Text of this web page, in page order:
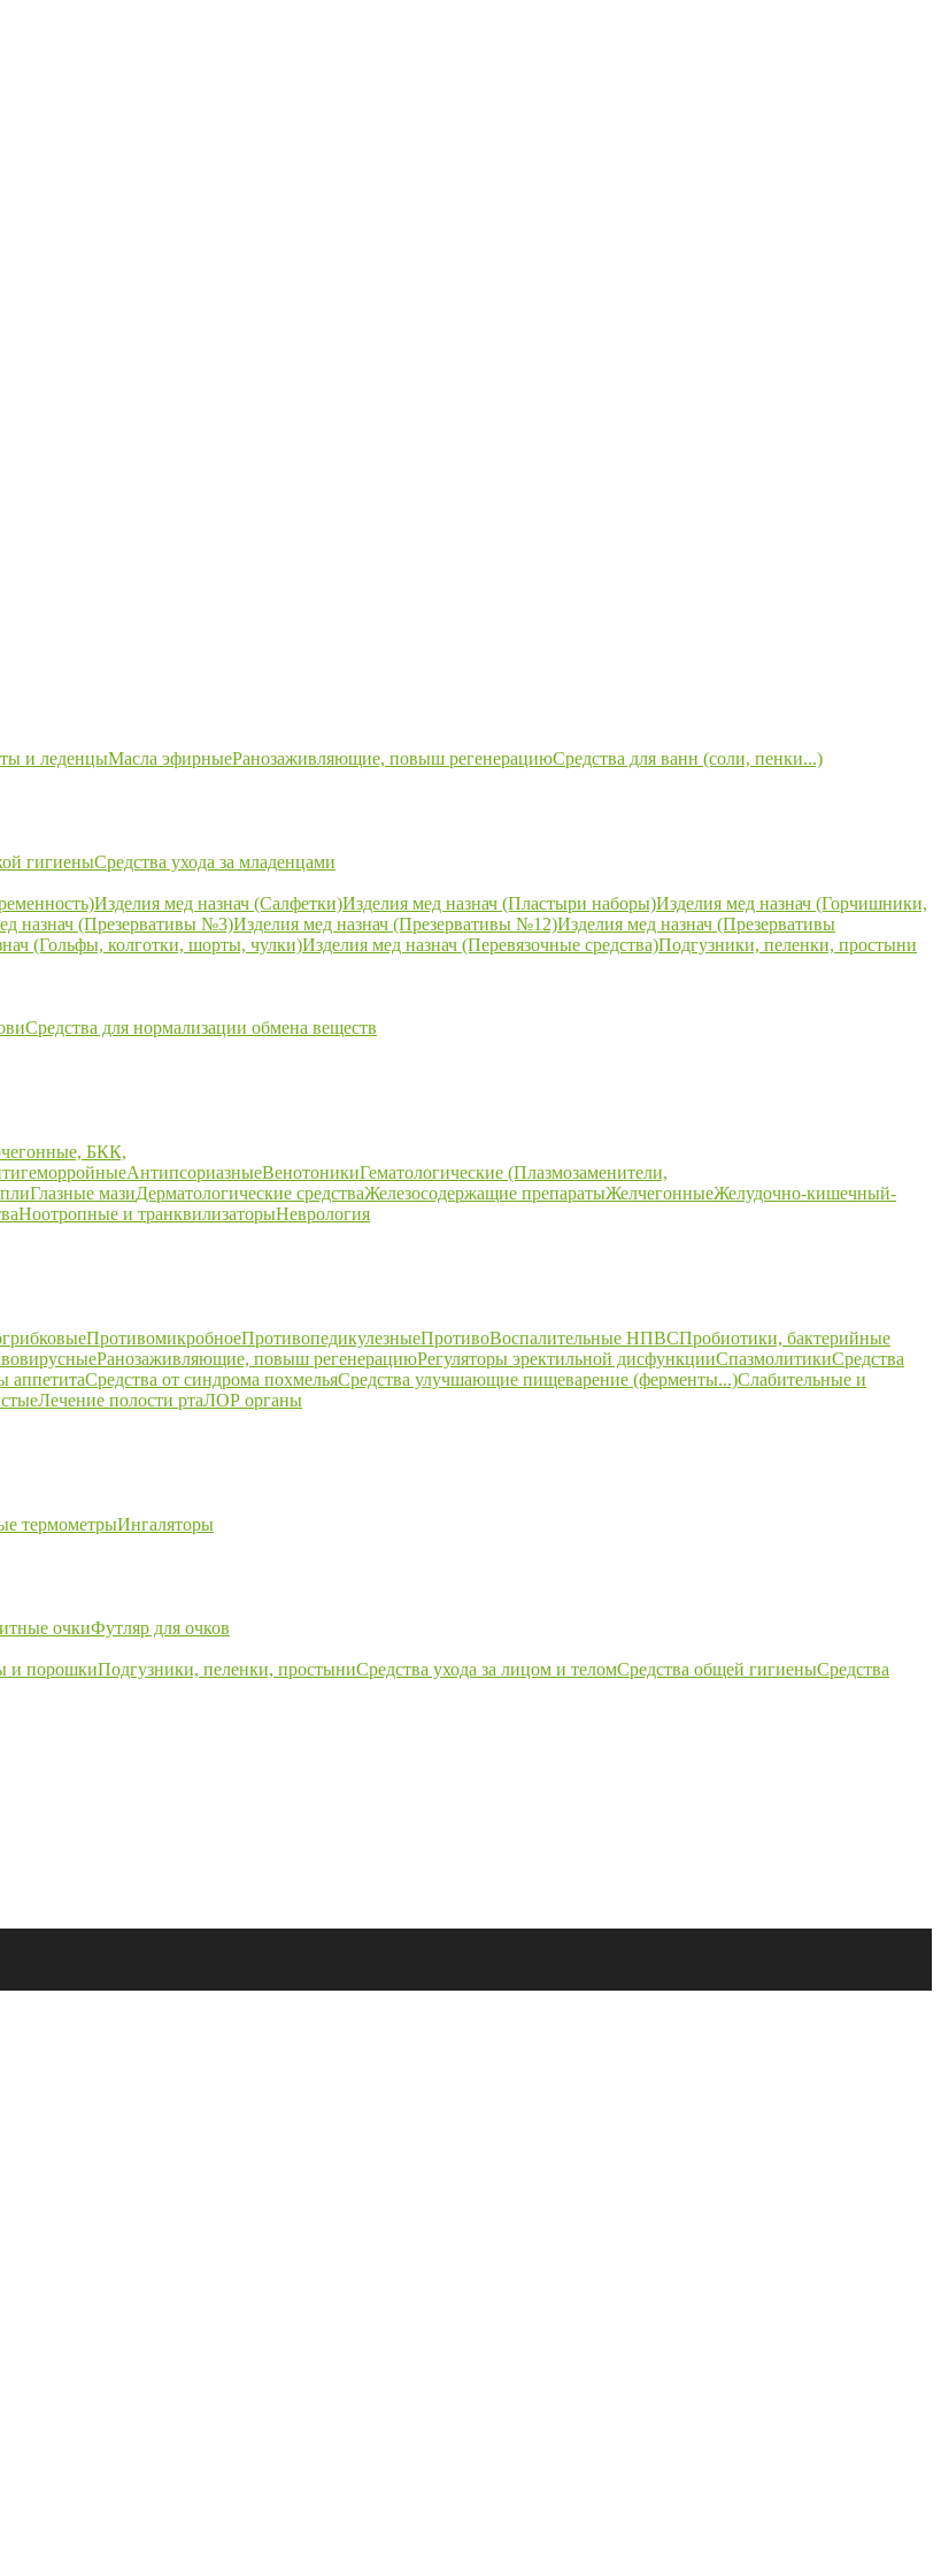
и леденцыМасла эфирныеРанозаживляющие, повыш регенерациюСредства для ванн (соли, пенки...)
гигиеныСредства ухода за младенцами
Изделия мед назнач (Салфетки)Изделия мед назнач (Пластыри наборы)Изделия мед назнач (Горчишники,
назнач (Презервативы №3)Изделия мед назнач (Презервативы №12)Изделия мед назнач (Презервативы
(Гольфы, колготки, шорты, чулки)Изделия мед назнач (Перевязочные средства)Подгузники, пеленки, простыни
Средства для нормализации обмена веществ
БКК,
АнтипсориазныеВенотоникиГематологические (Плазмозаменители,
Глазные мазиДерматологические средстваЖелезосодержащие препаратыЖелчегонныеЖелудочно-кишечный-
Ноотропные и транквилизаторыНеврология
ПротивомикробноеПротивопедикулезныеПротивоВоспалительные НПВСПробиотики, бактерийные
Ранозаживляющие, повыш регенерациюРегуляторы эректильной дисфункцииСпазмолитикиСредства
аппетитаСредства от синдрома похмельяСредства улучшающие пищеварение (ферменты...)Слабительные и
Лечение полости ртаЛОР органы
термометрыИнгаляторы
очкиФутляр для очков
и порошкиПодгузники, пеленки, простыниСредства ухода за лицом и теломСредства общей гигиеныСредства